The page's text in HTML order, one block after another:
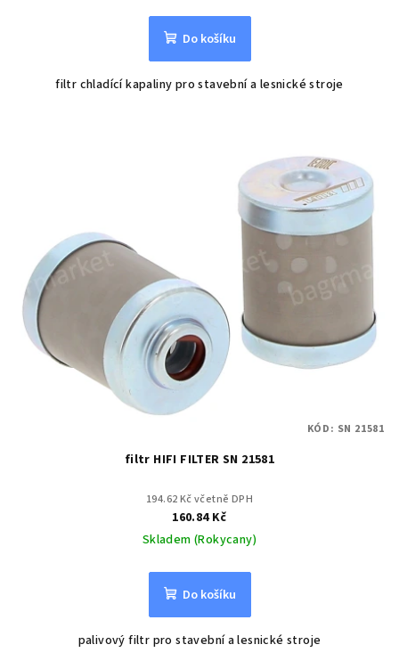
Do košíku
filtr chladící kapaliny pro stavební a lesnické stroje
filtr HIFI FILTER SN 21581
194.62 Kč včetně DPH
160.84 Kč
Skladem (Rokycany)
Do košíku
palivový filtr pro stavební a lesnické stroje
KÓD: SN 21581